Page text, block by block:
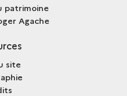
patrimoine
Agache
site